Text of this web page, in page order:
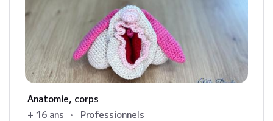
Anatomie, corps
+ 16 ans
Professionnels